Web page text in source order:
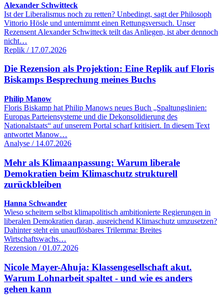
Alexander Schwitteck
Ist der Liberalismus noch zu retten? Unbedingt, sagt der Philosoph
Vittorio Hösle und unternimmt einen Rettungsversuch. Unser
Rezensent Alexander Schwitteck teilt das Anliegen, ist aber dennoch
nicht…
Replik / 17.07.2026
Die Rezension als Projektion: Eine Replik auf Floris
Biskamps Besprechung meines Buchs
Philip Manow
Floris Biskamp hat Philip Manows neues Buch „Spaltungslinien:
Europas Parteiensysteme und die Dekonsolidierung des
Nationalstaats“ auf unserem Portal scharf kritisiert. In diesem Text
antwortet Manow…
Analyse / 14.07.2026
Mehr als Klimaanpassung: Warum liberale
Demokratien beim Klimaschutz strukturell
zurückbleiben
Hanna Schwander
Wieso scheitern selbst klimapolitisch ambitionierte Regierungen in
liberalen Demokratien daran, ausreichend Klimaschutz umzusetzen?
Dahinter steht ein unauflösbares Trilemma: Breites
Wirtschaftswachs…
Rezension / 01.07.2026
Nicole Mayer-Ahuja: Klassengesellschaft akut.
Warum Lohnarbeit spaltet - und wie es anders
gehen kann